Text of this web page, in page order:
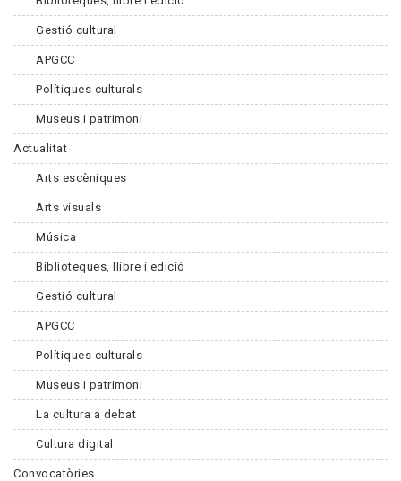
Gestió cultural
APGCC
Polítiques culturals
Museus i patrimoni
Actualitat
Arts escèniques
Arts visuals
Música
Biblioteques, llibre i edició
Gestió cultural
APGCC
Polítiques culturals
Museus i patrimoni
La cultura a debat
Cultura digital
Convocatòries